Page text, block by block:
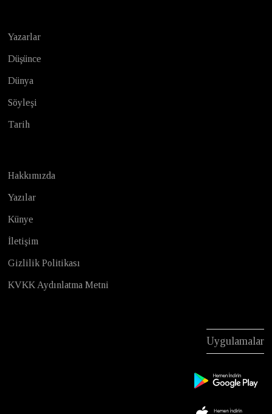
Yazarlar
Düşünce
Dünya
Söyleşi
Tarih
Hakkımızda
Yazılar
Künye
İletişim
Gizlilik Politikası
KVKK Aydınlatma Metni
Uygulamalar